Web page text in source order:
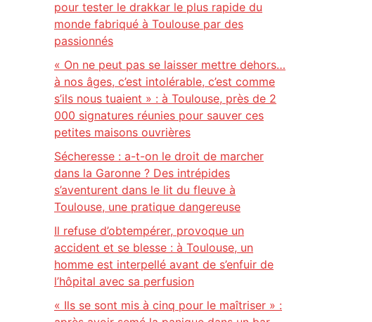
pour tester le drakkar le plus rapide du
monde fabriqué à Toulouse par des
passionnés
« On ne peut pas se laisser mettre dehors…
à nos âges, c’est intolérable, c’est comme
s’ils nous tuaient » : à Toulouse, près de 2
000 signatures réunies pour sauver ces
petites maisons ouvrières
Sécheresse : a-t-on le droit de marcher
dans la Garonne ? Des intrépides
s’aventurent dans le lit du fleuve à
Toulouse, une pratique dangereuse
Il refuse d’obtempérer, provoque un
accident et se blesse : à Toulouse, un
homme est interpellé avant de s’enfuir de
l’hôpital avec sa perfusion
« Ils se sont mis à cinq pour le maîtriser » :